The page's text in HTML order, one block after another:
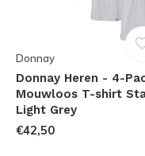
Donnay
Donnay Heren - 4-
Mouwloos T-shirt
Light Grey
€42,50